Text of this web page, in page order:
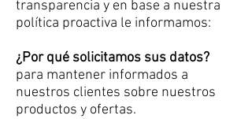
transparencia y en base a nuestra
política proactiva le informamos:
¿Por qué solicitamos sus datos?
para mantener informados a
nuestros clientes sobre nuestros
productos y ofertas.